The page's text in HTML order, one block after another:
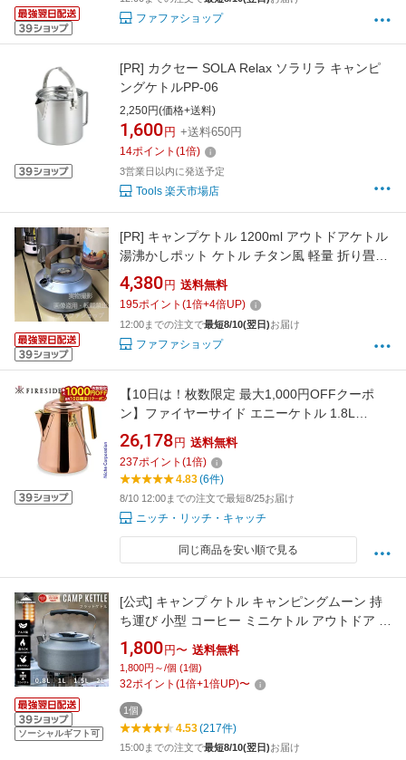
ファファショップ
[PR] カクセー SOLA Relax ソラリラ キャンピ
ングケトルPP-06
2,250円(価格+送料)
1,600 円 +送料650円
14ポイント (1倍)
3営業日以内に発送予定
Tools 楽天市場店
[PR] キャンプケトル 1200ml アウトドアケトル
湯沸かしポット ケトル チタン風 軽量 折り畳み
ハンドル 木目ハンドル 直火対応 キャンプ用品
ソロキャンプ 車中泊 登山 ツーリング バーベキ
ュー BBQ アウトドア用品 調理器具 コンパクト
携帯用
4,380 円 送料無料
195ポイント (1倍+4倍UP)
12:00までの注文で最短8/10(翌日)お届け
ファファショップ
【10日は！枚数限定 最大1,000円OFFクーポ
ン】ファイヤーサイド エニーケトル 1.8L
28711 ケトル アウトドア ポット キャンプ ヤカ
ン 直火 やかん コッパーケトル
26,178 円 送料無料
237ポイント (1倍)
4.83(6件)
8/10 12:00までの注文で最短8/25お届け
ニッチ・リッチ・キャッチ
同じ商品を安い順で見る
ソーシャルギフト可
[公式] キャンプ ケトル キャンピングムーン 持
ち運び 小型 コーヒー ミニケトル アウトドア 直
火 小さい 洗いやすい 注ぎ口 軽量 大容量 旅行
やかん かわいい 湯沸かし器 コンパクト キャン
プケトル キャンプ用品 登山 車中泊 ソロ 800ml
1,800 円〜 送料無料
1,800円～/個 (1個)
32ポイント (1倍+1倍UP)〜
1個
4.53(217件)
15:00までの注文で最短8/10(翌日)お届け